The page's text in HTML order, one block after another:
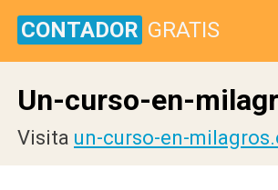
CONTADOR GRATIS
Un-curso-en-
Visita un-curso-en-